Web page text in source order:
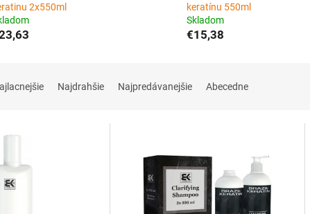
2x550ml
keratínu 550ml
Skladom
€15,38
Najdrahšie Najpredávanejšie Abecedne